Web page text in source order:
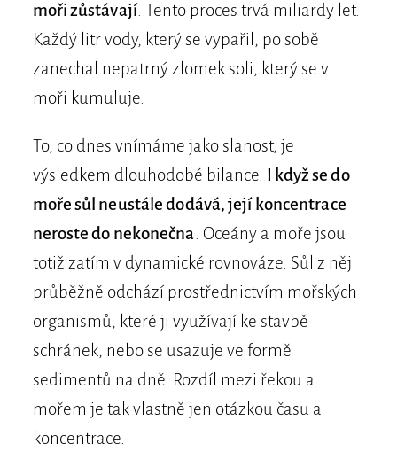
moři zůstávají. Tento proces trvá miliardy let.
Každý litr vody, který se vypařil, po sobě
zanechal nepatrný zlomek soli, který se v
moři kumuluje.
To, co dnes vnímáme jako slanost, je
výsledkem dlouhodobé bilance. I když se do
moře sůl neustále dodává, její koncentrace
neroste do nekonečna. Oceány a moře jsou
totiž zatím v dynamické rovnováze. Sůl z něj
průběžně odchází prostřednictvím mořských
organismů, které ji využívají ke stavbě
schránek, nebo se usazuje ve formě
sedimentů na dně. Rozdíl mezi řekou a
mořem je tak vlastně jen otázkou času a
koncentrace.